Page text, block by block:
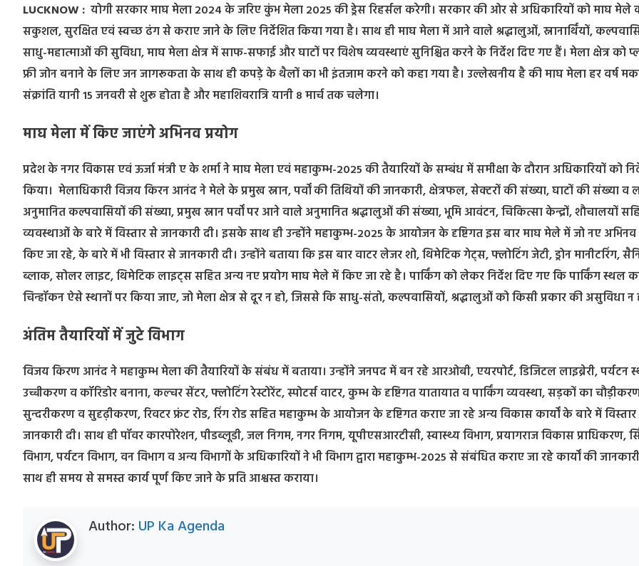
LUCKNOW : योगी सरकार माघ मेला 2024 के जरिए कुंभ मेला 2025 की ड्रेस रिहर्सल करेगी। सरकार की ओर से अधिकारियों को माघ मेले
सकुशल, सुरक्षित एवं स्वच्छ ढंग से कराए जाने के लिए निर्देशित किया गया है। साथ ही माघ मेला में आने वाले श्रद्धालुओं, स्नानार्थिंयों,
साधु-महात्माओं की सुविधा, माघ मेला क्षेत्र में साफ-सफाई और घाटों पर विशेष व्यवस्थाएं सुनिश्चित करने के निर्देश दिए गए हैं। मेला क्षेत्र को
फ्री जोन बनाने के लिए जन जागरूकता के साथ ही कपड़े के थैलों का भी इंतजाम करने को कहा गया है। उल्लेखनीय है की माघ मेला हर वर्ष
संक्रांति यानी 15 जनवरी से शुरू होता है और महाशिवरात्रि यानी 8 मार्च तक चलेगा।
माघ मेला में किए जाएंगे अभिनव प्रयोग
प्रदेश के नगर विकास एवं ऊर्जा मंत्री ए के शर्मा ने माघ मेला एवं महाकुम्भ-2025 की तैयारियों के सम्बंध में समीक्षा के दौरान अधिकारियों को
किया। मेलाधिकारी विजय किरन आनंद ने मेले के प्रमुख स्नान, पर्वों की तिथियों की जानकारी, क्षेत्रफल, सेक्टरों की संख्या, घाटों की संख्या व
अनुमानित कल्पवासियों की संख्या, प्रमुख स्नान पर्वों पर आने वाले अनुमानित श्रद्धालुओं की संख्या, भूमि आवंटन, चिकित्सा केन्द्रों, शौचालयों
व्यवस्थाओं के बारे में विस्तार से जानकारी दी। इसके साथ ही उन्होंने महाकुम्भ-2025 के आयोजन के दृष्टिगत इस बार माघ मेले में जो नए अभिनव
किए जा रहे, के बारे में भी विस्तार से जानकारी दी। उन्होंने बताया कि इस बार वाटर लेजर शो, थिमेटिक गेट्स, फ्लोटिंग जेटी, ड्रोन मानीटरिंग,
ब्लाक, सोलर लाइट, थिमेटिक लाइट्स सहित अन्य नए प्रयोग माघ मेले में किए जा रहे है। पार्किंग को लेकर निर्देश दिए गए कि पार्किंग स्थल
चिन्हॉकन ऐसे स्थानों पर किया जाए, जो मेला क्षेत्र से दूर न हो, जिससे कि साधु-संतो, कल्पवासियों, श्रद्धालुओं को किसी प्रकार की असुविधा न
अंतिम तैयारियों में जुटे विभाग
विजय किरण आनंद ने महाकुम्भ मेला की तैयारियों के संबंध में बताया। उन्होंने जनपद में बन रहे आरओबी, एयरपोर्ट, डिजिटल लाइब्रेरी, पर्यटन
उच्चीकरण व कॉरिडोर बनाना, कल्चर सेंटर, फ्लोटिंग रेस्टोरेंट, स्पोटर्स वाटर, कुम्भ के दृष्टिगत यातायात व पार्किंग व्यवस्था, सड़कों का
सुन्दरीकरण व सुदृढ़ीकरण, रिवटर फ्रंट रोड, रिंग रोड सहित महाकुम्भ के आयोजन के दृष्टिगत कराए जा रहे अन्य विकास कार्यों के बारे में
जानकारी दी। साथ ही पॉवर कारपोरेशन, पीडब्लूडी, जल निगम, नगर निगम, यूपीएसआरटीसी, स्वास्थ्य विभाग, प्रयागराज विकास प्राधिकरण,
विभाग, पर्यटन विभाग, वन विभाग व अन्य विभागों के अधिकारियों ने भी विभाग द्वारा महाकुम्भ-2025 से संबंधित कराए जा रहे कार्यों की
साथ ही समय से समस्त कार्य पूर्ण किए जाने के प्रति आश्वस्त कराया।
Author: UP Ka Agenda